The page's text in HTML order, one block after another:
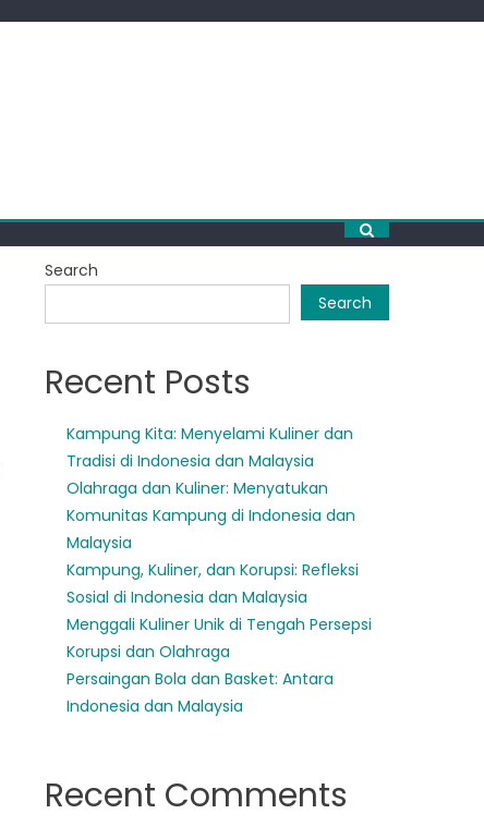
Search
Search
Recent Posts
Kampung Kita: Menyelami Kuliner dan
Tradisi di Indonesia dan Malaysia
Olahraga dan Kuliner: Menyatukan
Komunitas Kampung di Indonesia dan
Malaysia
Kampung, Kuliner, dan Korupsi: Refleksi
Sosial di Indonesia dan Malaysia
Menggali Kuliner Unik di Tengah Persepsi
Korupsi dan Olahraga
Persaingan Bola dan Basket: Antara
Indonesia dan Malaysia
Recent Comments